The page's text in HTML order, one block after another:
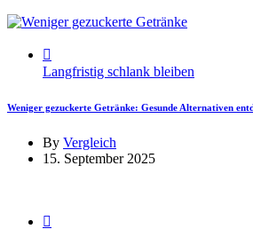
Langfristig schlank bleiben
Weniger gezuckerte Getränke: Gesunde Alternativen
By Vergleich
15. September 2025